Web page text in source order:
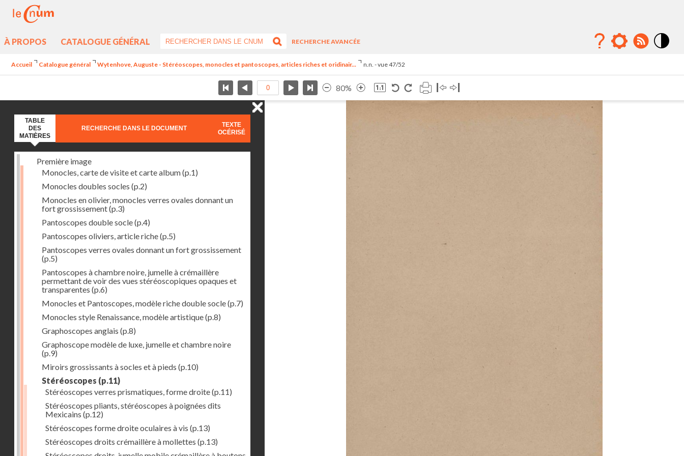
À PROPOS CATALOGUE GÉNÉRAL
RECHERCHE AVANCÉE
Accueil Catalogue général Wytenhove, Auguste - Stéréoscopes, monocles et pantoscopes, articles riches et oridinair... n.n. - vue 47/52
80%
TABLE
DES
MATIÈRES
RECHERCHE DANS LE DOCUMENT
TEXTE
OCÉRISÉ
Première image
Monocles, carte de visite et carte album(p.1)
Monocles doubles socles (p.2)
Monocles en olivier, monocles verres ovales donnant un
fort grossissement(p.3)
Pantoscopes double socle(p.4)
Pantoscopes oliviers, article riche(p.5)
Pantoscopes verres ovales donnant un fort grossissement
(p.5)
Pantoscopes à chambre noire, jumelle à crémaillère
permettant de voir des vues stéréoscopiques opaques et
transparentes (p.6)
Monocles et Pantoscopes, modèle riche double socle(p.7)
Monocles style Renaissance, modèle artistique(p.8)
Graphoscopes anglais (p.8)
Graphoscope modèle de luxe, jumelle et chambre noire
(p.9)
Miroirs grossissants à socles et à pieds (p.10)
Stéréoscopes (p.11)
Stéréoscopes verres prismatiques, forme droite(p.11)
Stéréoscopes pliants, stéréoscopes à poignées dits
Mexicains (p.12)
Stéréoscopes forme droite oculaires à vis (p.13)
Stéréoscopes droits crémaillère à mollettes (p.13)